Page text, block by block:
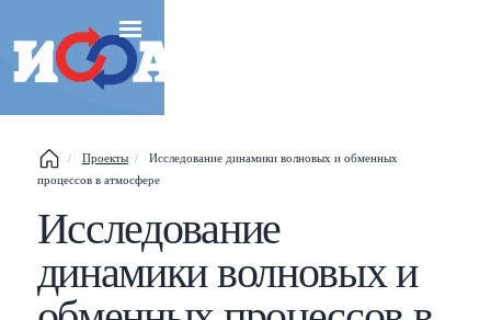
Проекты
Исследование динамики волновых и обменных
процессов в атмосфере
Исследование
динамики волновых и